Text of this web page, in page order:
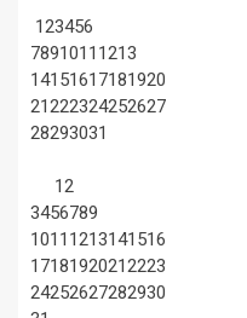
123456
7891011 1213
14151617181920
21222324252627
28293031
12
3456789
1011 1213141516
17181920212223
24252627282930